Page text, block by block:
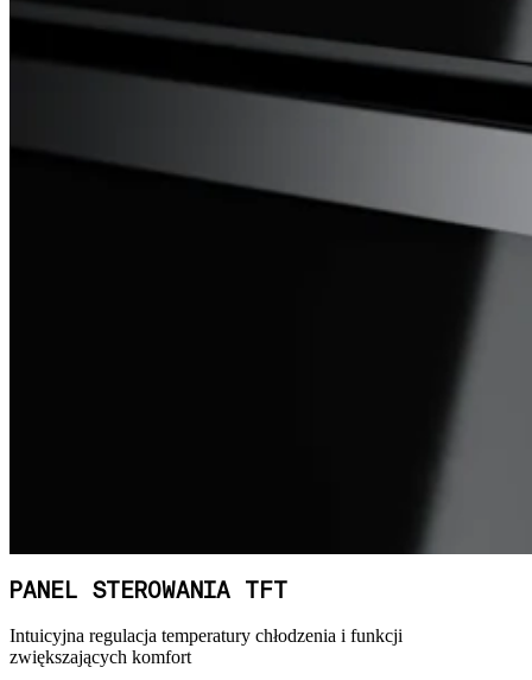
PANEL STEROWANIA TFT
Intuicyjna regulacja temperatury chłodzenia i funkcji
zwiększających komfort